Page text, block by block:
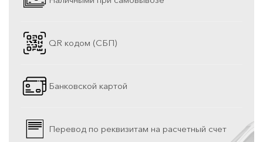
QR кодом (СБП)
Банковской картой
Перевод по реквизитам на расчетный счет